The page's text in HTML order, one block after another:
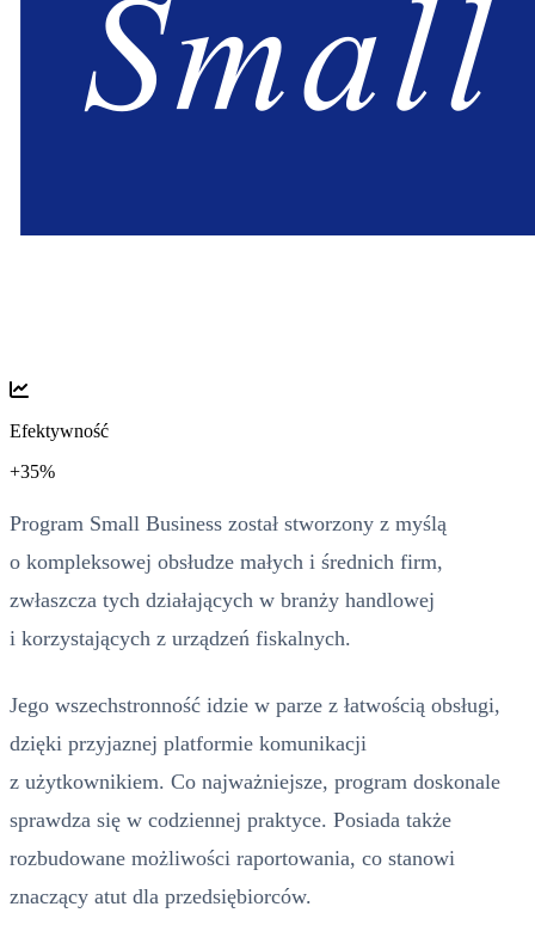
Efektywność
+35%
Program Small Business został stworzony z myślą
o kompleksowej obsłudze małych i średnich firm,
zwłaszcza tych działających w branży handlowej
i korzystających z urządzeń fiskalnych.
Jego wszechstronność idzie w parze z łatwością obsługi,
dzięki przyjaznej platformie komunikacji
z użytkownikiem. Co najważniejsze, program doskonale
sprawdza się w codziennej praktyce. Posiada także
rozbudowane możliwości raportowania, co stanowi
znaczący atut dla przedsiębiorców.